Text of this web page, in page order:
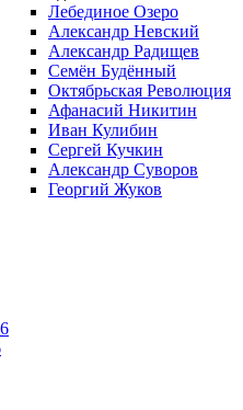
Лебединое Озеро
Александр Невский
Александр Радищев
Семён Будённый
Октябрьская Революция
Афанасий Никитин
Иван Кулибин
Сергей Кучкин
Александр Суворов
Георгий Жуков